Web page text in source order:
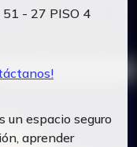
- 27 PISO 4
un espacio seguro
aprender